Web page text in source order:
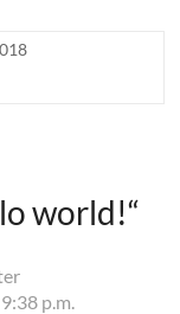
world!“
p.m.